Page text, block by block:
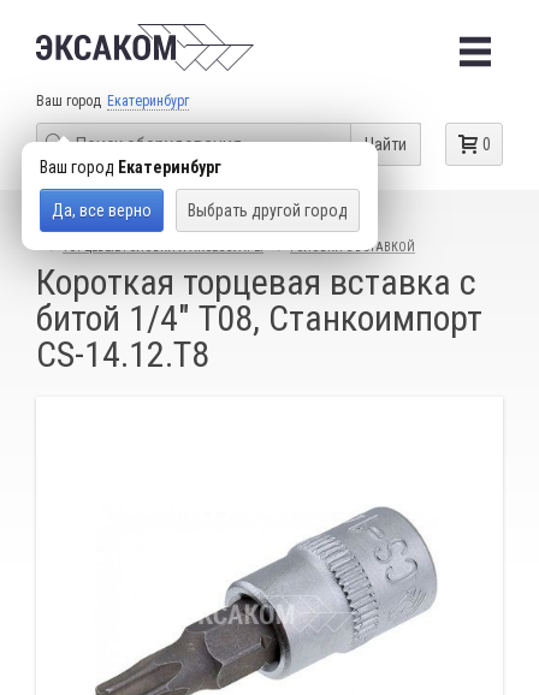
Ваш город Екатеринбург
Ваш город Екатеринбург
Да, все верно Выбрать другой город
0
Найти
КАТАЛОГ ТОВАРОВ
СЛЕСАРНЫЙ ИНСТРУМЕНТ
ГОЛОВКИ С ВСТАВКОЙ
Короткая торцевая вставка с
битой 1/4" T08, Станкоимпорт
CS-14.12.T8